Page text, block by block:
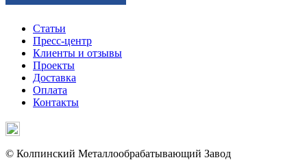
Статьи
Пресс-центр
Клиенты и отзывы
Проекты
Доставка
Оплата
Контакты
© Колпинский Металлообрабатывающий Завод